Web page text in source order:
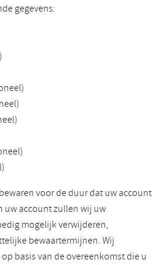
gegevens:
voor de duur dat uw account
uw account zullen wij uw
mogelijk verwijderen,
bewaartermijnen. Wij
basis van de overeenkomst die u